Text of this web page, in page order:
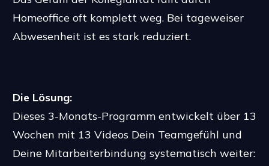
Homeoffice oft komplett weg. Bei tageweiser
Abwesenheit ist es stark reduziert.
Die Lösung:
Dieses 3-Monats-Programm entwickelt über 13
Wochen mit 13 Videos Dein Teamgefühl und
Deine Mitarbeiterbindung systematisch weiter: